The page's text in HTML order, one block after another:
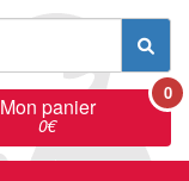
Mon panier
0€
0